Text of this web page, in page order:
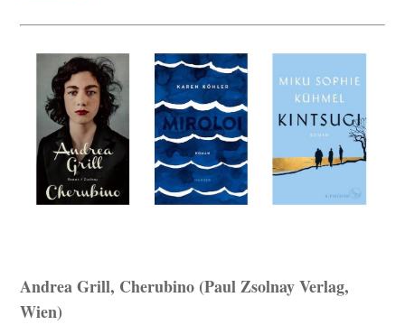
Andrea Grill, Cherubino (Paul Zsolnay Verlag,
Wien)